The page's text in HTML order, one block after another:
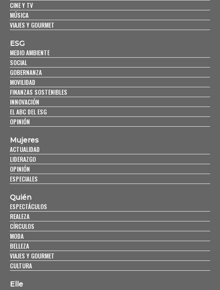
CINE Y TV
MÚSICA
VIAJES Y GOURMET
ESG
MEDIO AMBIENTE
SOCIAL
GOBERNANZA
MOVILIDAD
FINANZAS SOSTENIBLES
INNOVACIÓN
EL ABC DEL ESG
OPINIÓN
Mujeres
ACTUALIDAD
LIDERAZGO
OPINIÓN
ESPECIALES
Quién
ESPECTÁCULOS
REALEZA
CÍRCULOS
MODA
BELLEZA
VIAJES Y GOURMET
CULTURA
Elle